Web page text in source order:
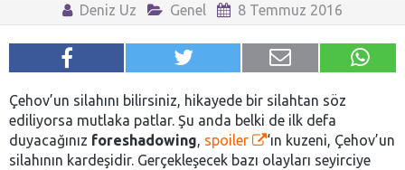
Deniz Uz Genel 8 Temmuz 2016
Çehov’un silahını bilirsiniz, hikayede bir silahtan söz
ediliyorsa mutlaka patlar. Şu anda belki de ilk defa
duyacağınız foreshadowing spoiler
‘ın kuzeni, Çehov’un
silahının kardeşidir. Gerçekleşecek bazı olayları seyirciye